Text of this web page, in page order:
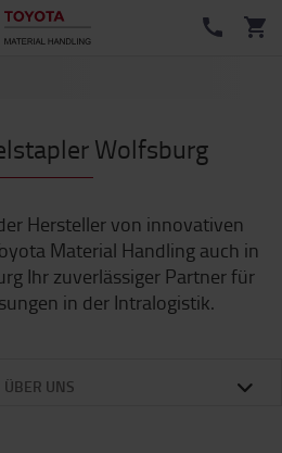
Wolfsburg
Hersteller von innovativen
Material Handling auch in
Ihr zuverlässiger Partner für
in der Intralogistik.
ÜBER UNS